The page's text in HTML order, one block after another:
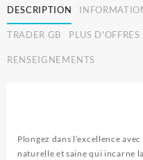
DESCRIPTION
TRADER GB PLUS D'OFFRES
RENSEIGNEMENTS
Plongez dans l’excellence avec
naturelle et saine qui incarne